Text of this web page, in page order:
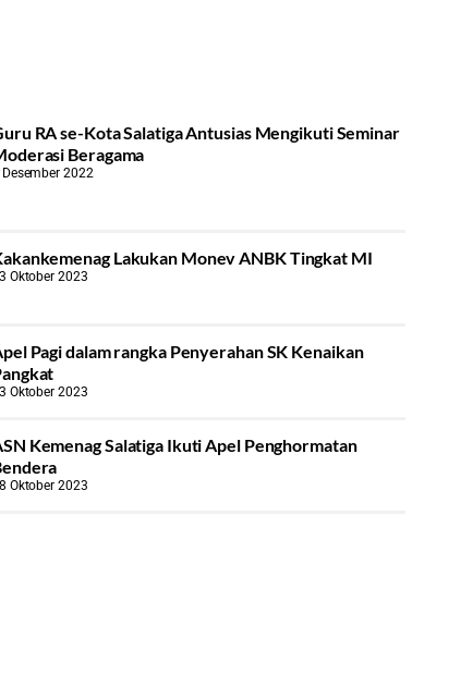
RA se-Kota Salatiga Antusias Mengikuti Seminar
Beragama
2022
Lakukan Monev ANBK Tingkat MI
Oktober 2023
Pagi dalam rangka Penyerahan SK Kenaikan
Oktober 2023
Kemenag Salatiga Ikuti Apel Penghormatan
Oktober 2023